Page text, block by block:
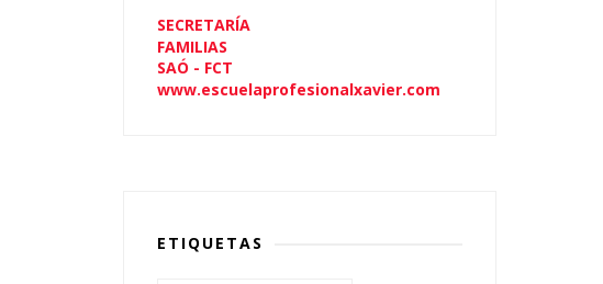
SECRETARÍA
FAMILIAS
SAÓ - FCT
www.escuelaprofesionalxavier.com
ETIQUETAS